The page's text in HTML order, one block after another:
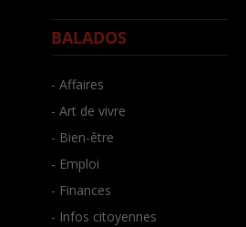
BALADOS
- Affaires
- Art de vivre
- Bien-être
- Emploi
- Finances
- Infos citoyennes